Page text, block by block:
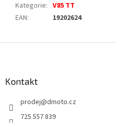
Kategorie: V85 TT
EAN: 19202624
Kontakt
prodej@dmoto.cz
725 557 839